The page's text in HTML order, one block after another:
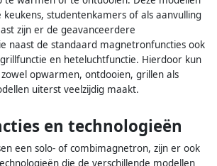
keukens, studentenkamers of als aanvulling
zijn er de geavanceerdere
naast de standaard magnetronfuncties ook
en heteluchtfunctie. Hierdoor kun
opwarmen, ontdooien, grillen als
uiterst veelzijdig maakt.
en technologieën
een solo- of combimagnetron, zijn er ook
die de verschillende modellen